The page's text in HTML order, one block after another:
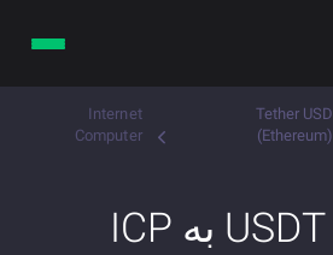
Tether USD
(Ethereum)
Internet
Computer